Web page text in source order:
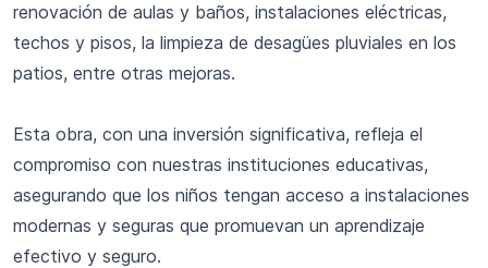
renovación de aulas y baños, instalaciones eléctricas,
techos y pisos, la limpieza de desagües pluviales en los
patios, entre otras mejoras.
Esta obra, con una inversión significativa, refleja el
compromiso con nuestras instituciones educativas,
asegurando que los niños tengan acceso a instalaciones
modernas y seguras que promuevan un aprendizaje
efectivo y seguro.